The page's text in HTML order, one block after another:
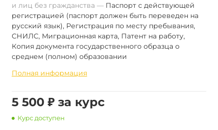
и лиц без гражданства
Паспорт с действующей
регистрацией (паспорт должен быть переведен на
русский язык), Регистрация по месту пребывания,
СНИЛС, Миграционная карта, Патент на работу,
Копия документа государственного образца о
среднем (полном) образовании
Полная информация
5 500 ₽ за курс
Курс доступен